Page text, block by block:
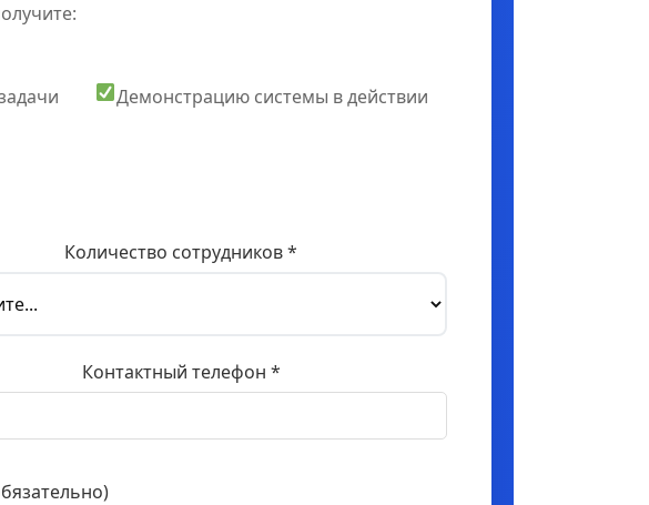
Демонстрацию системы в действии
Количество сотрудников *
Контактный телефон *